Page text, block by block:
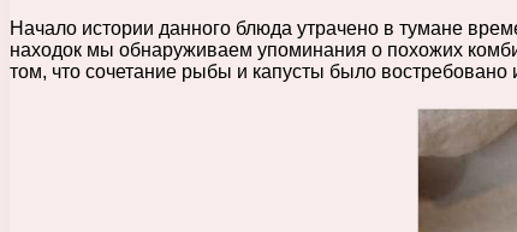
Начало истории данного блюда утрачено в тумане
находок мы обнаруживаем упоминания о похожих
том, что сочетание рыбы и капусты было